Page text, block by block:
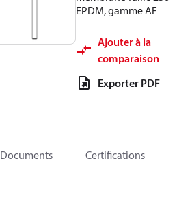
EPDM, gamme AF
Ajouter à la
comparaison
Exporter PDF
Documents Certifications